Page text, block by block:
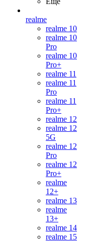
realme
realme 10
realme 10
Pro
realme 10
Pro+
realme 11
realme 11
Pro
realme 11
Pro+
realme 12
realme 12
5G
realme 12
Pro
realme 12
Pro+
realme
12+
realme 13
realme
13+
realme 14
realme 15